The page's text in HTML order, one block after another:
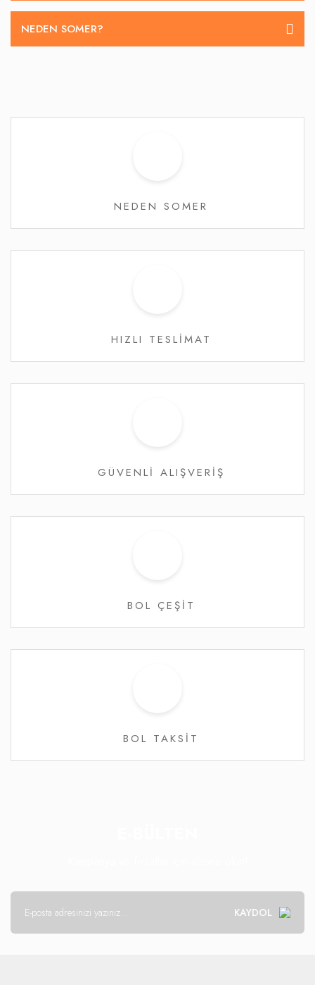
NEDEN SOMER?
NEDEN SOMER
HIZLI TESLİMAT
GÜVENLİ ALIŞVERİŞ
BOL ÇEŞİT
BOL TAKSİT
KAYDOL